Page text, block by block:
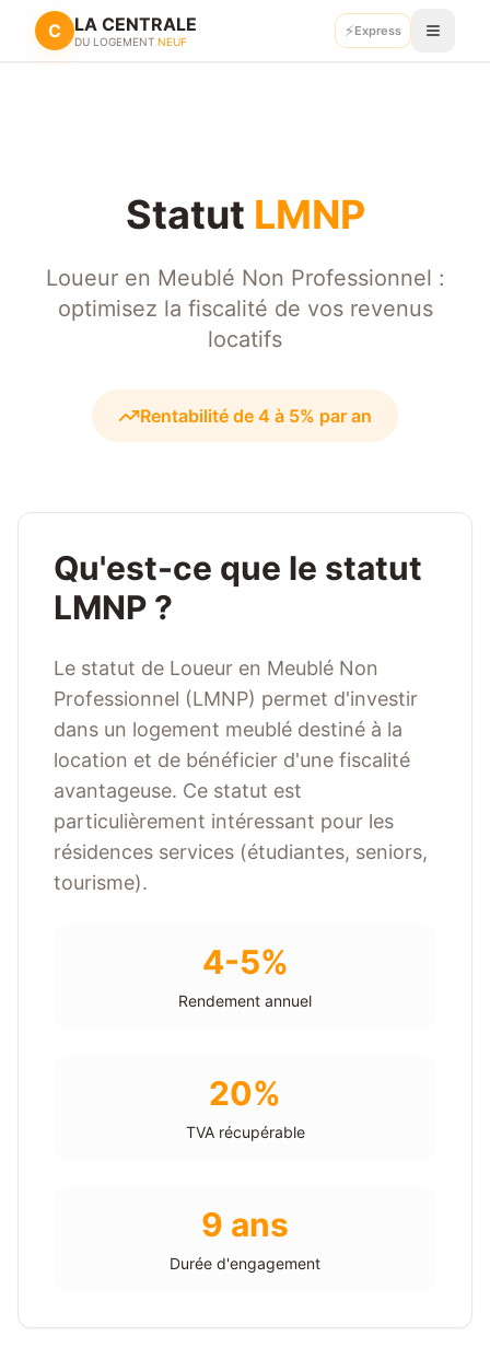
Retour
C LA CENTRALE
DU LOGEMENT NEUF
⚡Express
Statut LMNP
Loueur en Meublé Non Professionnel :
optimisez la fiscalité de vos revenus
locatifs
Rentabilité de 4 à 5% par an
Qu'est-ce que le statut
LMNP ?
Le statut de Loueur en Meublé Non
Professionnel (LMNP) permet d'investir
dans un logement meublé destiné à la
location et de bénéficier d'une fiscalité
avantageuse. Ce statut est
particulièrement intéressant pour les
résidences services (étudiantes, seniors,
tourisme).
4-5%
Rendement annuel
20%
TVA récupérable
9 ans
Durée d'engagement
Recevoir mes plans